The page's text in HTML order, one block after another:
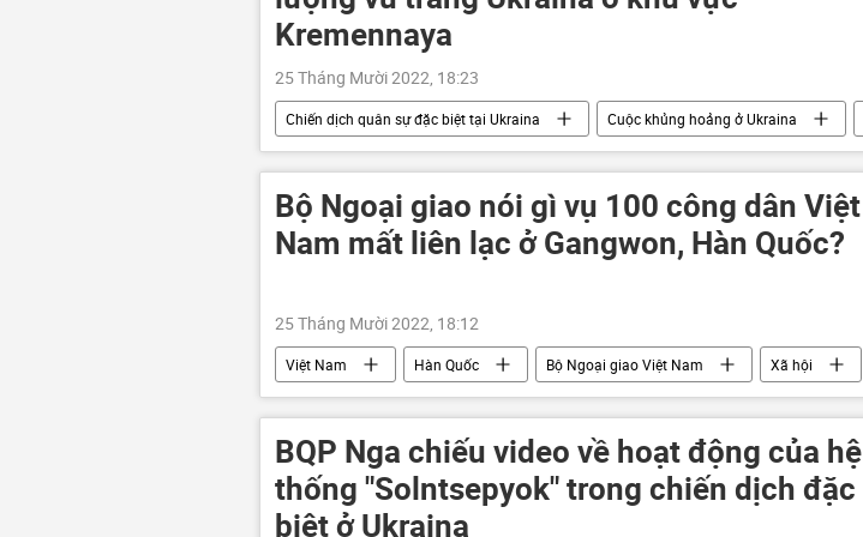
Kremennaya
25 Tháng Mười 2022, 18:23
Chiến dịch quân sự đặc biệt tại Ukraina Cuộc khủng hoảng ở Ukraina
Bộ Quốc phòng Nga
Quân sự Nga Igor Konashenkov
lực lượng vũ trang Nga
Bộ Ngoại giao nói gì vụ 100 công dân Việt
Nam mất liên lạc ở Gangwon, Hàn Quốc?
25 Tháng Mười 2022, 18:12
Việt Nam Hàn Quốc Bộ Ngoại giao Việt Nam Xã hội
BQP Nga chiếu video về hoạt động của hệ
thống "Solntsepyok" trong chiến dịch đặc
biệt ở Ukraina